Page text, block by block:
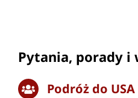
Pytania, porady i
Podróż do